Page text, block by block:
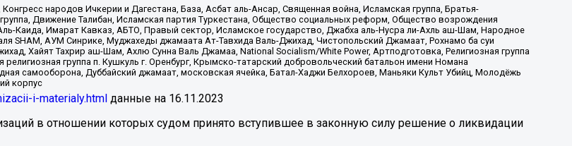
народов Ичкерии и Дагестана, База, Асбат аль-Ансар, Священная война, Исламская группа, Братья-
Движение Талибан, Исламская партия Туркестана, Общество социальных реформ, Общество возрождения
Каида, Имарат Кавказ, АБТО, Правый сектор, Исламское государство, Джабха аль-Нусра ли-Ахль аш-Шам, Народное
SHAM, АУМ Синрике, Муджахеды джамаата Ат-Тавхида Валь-Джихад, Чистопольский Джамаат, Рохнамо ба суи
Хайят Тахрир аш-Шам, Ахлю Сунна Валь Джамаа, National Socialism/White Power, Артподготовка, Религиозная группа
группа п. Кушкуль г. Оренбург, Крымско-татарский добровольческий батальон имени Номана
самооборона, Дуббайский джамаат, московская ячейка, Батал-Хаджи Белхороев, Маньяки Культ Убийц, Молодёжь
корпус
i-materialy.html данные на 16.11.2023
в отношении которых судом принято вступившее в законную силу решение о ликвидации